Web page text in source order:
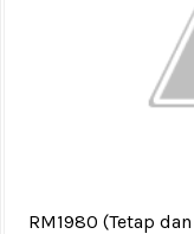
RM1980 (Tetap